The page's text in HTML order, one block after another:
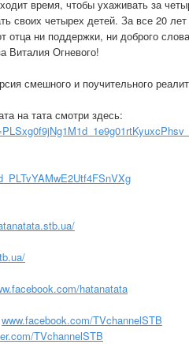
время, чтобы ухаживать за
своих четырех детей. За все 20
отца ни поддержки, ни доброго
Виталия Огневого!
смешного и поучительного
на тата смотри здесь:
hatanatata
www.facebook.com/TVchannelSTB
TVchannelSTB